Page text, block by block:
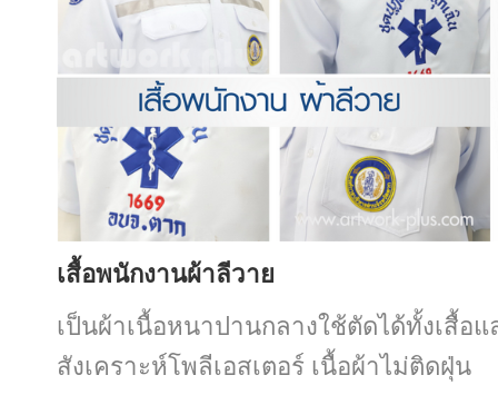
เสื้อพนักงานผ้าลีวาย
เป็นผ้าเนื้อหนาปานกลางใช้ตัดได้ทั้งเสื้อแ
สังเคราะห์โพลีเอสเตอร์ เนื้อผ้าไม่ติดฝุ่น